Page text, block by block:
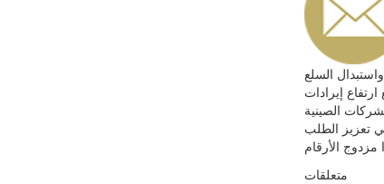
السلع
إيرادات
إنفاق الشركات الصينية
في تعزيز الطلب
متعلقات